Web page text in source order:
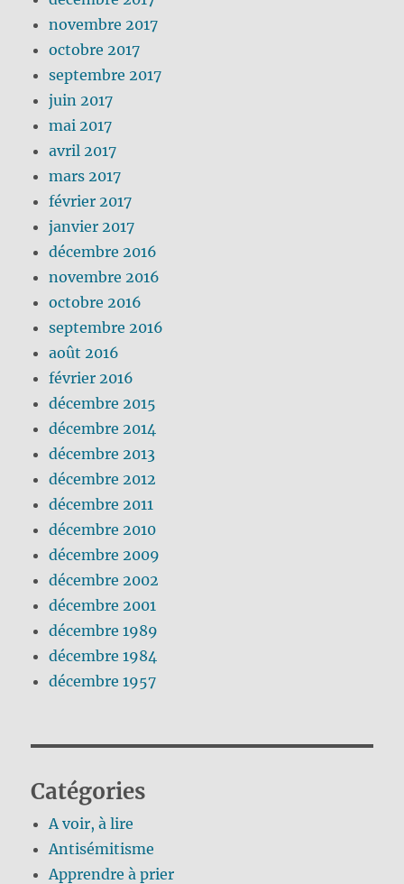
novembre 2017
octobre 2017
septembre 2017
juin 2017
mai 2017
avril 2017
mars 2017
février 2017
janvier 2017
décembre 2016
novembre 2016
octobre 2016
septembre 2016
août 2016
février 2016
décembre 2015
décembre 2014
décembre 2013
décembre 2012
décembre 2011
décembre 2010
décembre 2009
décembre 2002
décembre 2001
décembre 1989
décembre 1984
décembre 1957
Catégories
A voir, à lire
Antisémitisme
Apprendre à prier